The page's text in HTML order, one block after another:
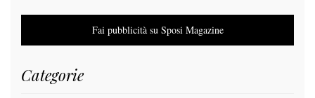
Fai pubblicità su Sposi Magazine
Categorie